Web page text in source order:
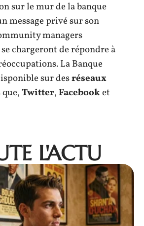
sur le mur de la banque
message privé sur son
managers
chargeront de répondre à
La Banque
sur desréseaux
Twitter,Facebooket
L'ACTU